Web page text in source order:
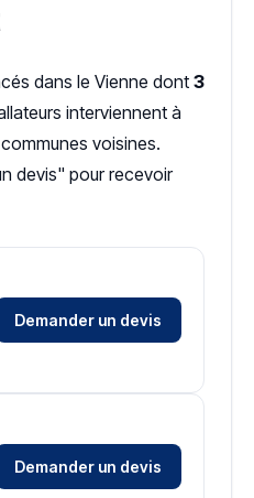
dans le Vienne dont 3
interviennent à
voisines.
devis" pour recevoir
Demander un devis
Demander un devis